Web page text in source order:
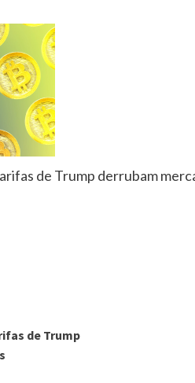
de Trump derrubam
de Trump